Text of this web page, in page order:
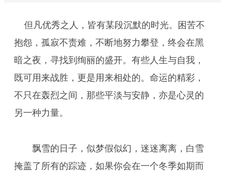
但凡优秀之人，皆有某段沉默的时光。困苦不
抱怨，孤寂不责难，不断地努力攀登，终会在黑
暗之夜，寻找到绚丽的盛开。有些人生与自我，
既可用来战胜，更是用来相处的。命运的精彩，
不只在轰烈之间，那些平淡与安静，亦是心灵的
另一种力量。
飘雪的日子，似梦假似幻，迷迷离离，白雪
掩盖了所有的踪迹，如果你会在一个冬季如期而